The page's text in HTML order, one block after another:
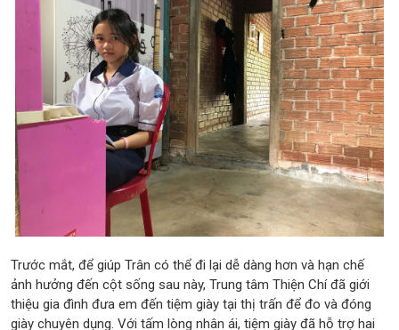
Trước mắt, để giúp Trân có thể đi lại dễ dàng hơn và hạn chế
ảnh hưởng đến cột sống sau này, Trung tâm Thiện Chí đã giới
thiệu gia đình đưa em đến tiệm giày tại thị trấn để đo và đóng
giày chuyên dụng. Với tấm lòng nhân ái, tiệm giày đã hỗ trợ hai